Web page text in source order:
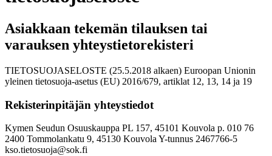
Asiakkaan tekemän tilauksen tai
varauksen yhteystietorekisteri
TIETOSUOJASELOSTE (25.5.2018 alkaen) Euroopan Unionin
yleinen tietosuoja-asetus (EU) 2016/679, artiklat 12, 13, 14 ja 19
Rekisterinpitäjän yhteystiedot
Kymen Seudun Osuuskauppa PL 157, 45101 Kouvola p. 010 76
2400 Tommolankatu 9, 45130 Kouvola Y-tunnus 2467766-5
kso.tietosuoja@sok.fi